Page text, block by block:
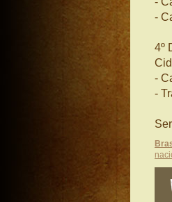
-
4º
-
-